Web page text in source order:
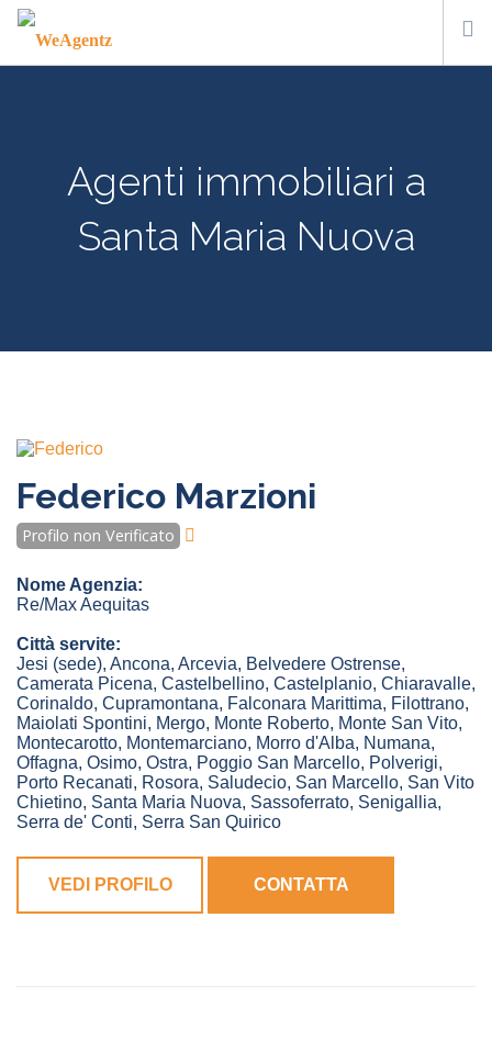
CONTACT USAgenti immobiliari a
Santa Maria Nuova
Federico Marzioni
Profilo non Verificato
Nome Agenzia:
Re/Max Aequitas
Città servite:
Jesi (sede), Ancona, Arcevia, Belvedere Ostrense,
Camerata Picena, Castelbellino, Castelplanio, Chiaravalle,
Corinaldo, Cupramontana, Falconara Marittima, Filottrano,
Maiolati Spontini, Mergo, Monte Roberto, Monte San Vito,
Montecarotto, Montemarciano, Morro d'Alba, Numana,
Offagna, Osimo, Ostra, Poggio San Marcello, Polverigi,
Porto Recanati, Rosora, Saludecio, San Marcello, San Vito
Chietino, Santa Maria Nuova, Sassoferrato, Senigallia,
Serra de' Conti, Serra San Quirico
VEDI PROFILO CONTATTA